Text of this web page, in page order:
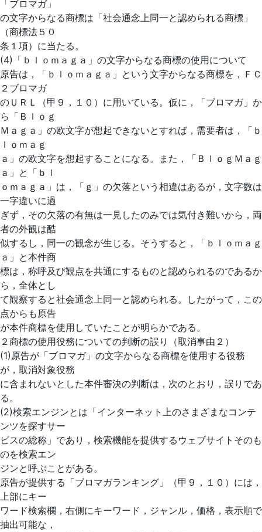
「ブロマガ」
の文字からなる商標は「社会通念上同一と認められる商標」
（商標法５０
条１項）に当たる。
(4)「ｂｌｏｍａｇａ」の文字からなる商標の使用について
原告は，「ｂｌｏｍａｇａ」という文字からなる商標を，ＦＣ
２ブロマガ
のＵＲＬ（甲９，１０）に用いている。仮に，「ブロマガ」か
ら「Ｂｌｏｇ
Ｍａｇａ」の欧文字が想起できないとすれば，需要者は，「ｂ
ｌｏｍａｇ
ａ」の欧文字を想起することになる。また，「ＢｌｏｇＭａｇ
ａ」と「ｂｌ
ｏｍａｇａ」は，「ｇ」の欠落という相違はあるが，文字数は
一字違いに過
ぎず，その欠落の有無は一見したのみでは気付き難いから，両
者の外観は酷
似するし，同一の観念が生じる。そうすると，「ｂｌｏｍａｇ
ａ」と本件商
標は，称呼及び観点を共通にするものと認められるのであるか
ら，全体とし
て観察すると社会通念上同一と認められる。したがって，この
点からも原告
が本件商標を使用していたことが明らかである。
２商標の使用役務についての判断の誤り（取消事由２）
(1)原告が「ブロマガ」の文字からなる商標を使用する役務
が，取消対象役務
に含まれないとした本件審決の判断は，次のとおり，誤りであ
る。
(2)検索エンジンとは「インターネット上のさまざまなコンテ
ンツを探すサー
ビスの総称」であり，検索機能を提供するウェブサイトそのも
のを検索エン
ジンと呼ぶことがある。
原告が提供する「ブロマガランキング」（甲９，１０）には，
上部にキー
ワード検索欄，右側にキーワード，ジャンル，価格，表示順で
抽出可能な，